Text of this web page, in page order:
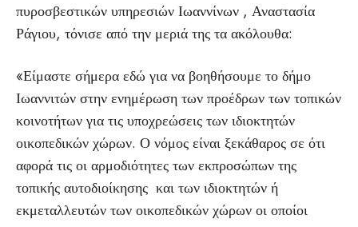
πυροσβεστικών υπηρεσιών Ιωαννίνων , Αναστασία
Ράγιου, τόνισε από την μεριά της τα ακόλουθα:
«Είμαστε σήμερα εδώ για να βοηθήσουμε το δήμο
Ιωαννιτών στην ενημέρωση των προέδρων των τοπικών
κοινοτήτων για τις υποχρεώσεις των ιδιοκτητών
οικοπεδικών χώρων. Ο νόμος είναι ξεκάθαρος σε ότι
αφορά τις οι αρμοδιότητες των εκπροσώπων της
τοπικής αυτοδιοίκησης και των ιδιοκτητών ή
εκμεταλλευτών των οικοπεδικών χώρων οι οποίοι